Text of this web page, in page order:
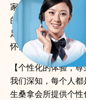
家。他们的双手，
的心灵带来温暖的抚
足底按摩到全身放松
怀。
【个性化的体验，
我们深知，每个人
生桑拿会所提供个